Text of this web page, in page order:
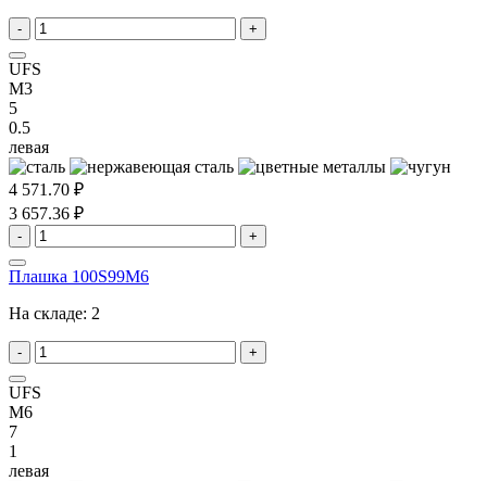
- +
UFS
M3
5
0.5
левая
4 571.70 ₽
3 657.36 ₽
- +
Плашка 100S99M6
На складе: 2
- +
UFS
M6
7
1
левая